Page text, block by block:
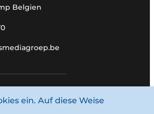
Belgien
ein. Auf diese Weise